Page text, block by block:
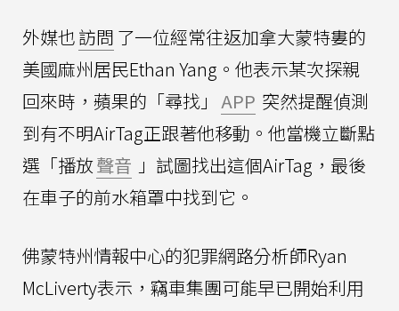
外媒也訪問 了一位經常往返加拿大蒙特婁的
美國麻州居民Ethan Yang。他表示某次探親
回來時，蘋果的「尋找」 APP 突然提醒偵測
到有不明AirTag正跟著他移動。他當機立斷點
選「播放聲音 」試圖找出這個AirTag，最後
在車子的前水箱罩中找到它。
佛蒙特州情報中心的犯罪網路分析師Ryan
McLiverty表示，竊車集團可能早已開始利用